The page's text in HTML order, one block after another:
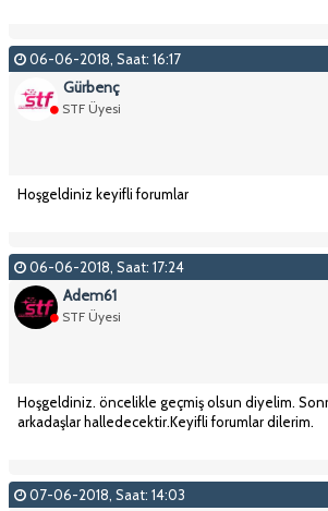
06-06-2018, Saat: 16:17
Gürbenç
STF Üyesi
Hoşgeldiniz keyifli forumlar
06-06-2018, Saat: 17:24
Adem61
STF Üyesi
Hoşgeldiniz. öncelikle geçmiş olsun diyelim.
arkadaşlar halledecektir.Keyifli forumlar dilerim.
07-06-2018, Saat: 14:03